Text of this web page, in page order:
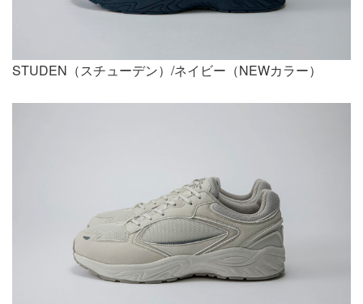
STUDEN（スチューデン）/ネイビー（NEWカラー）